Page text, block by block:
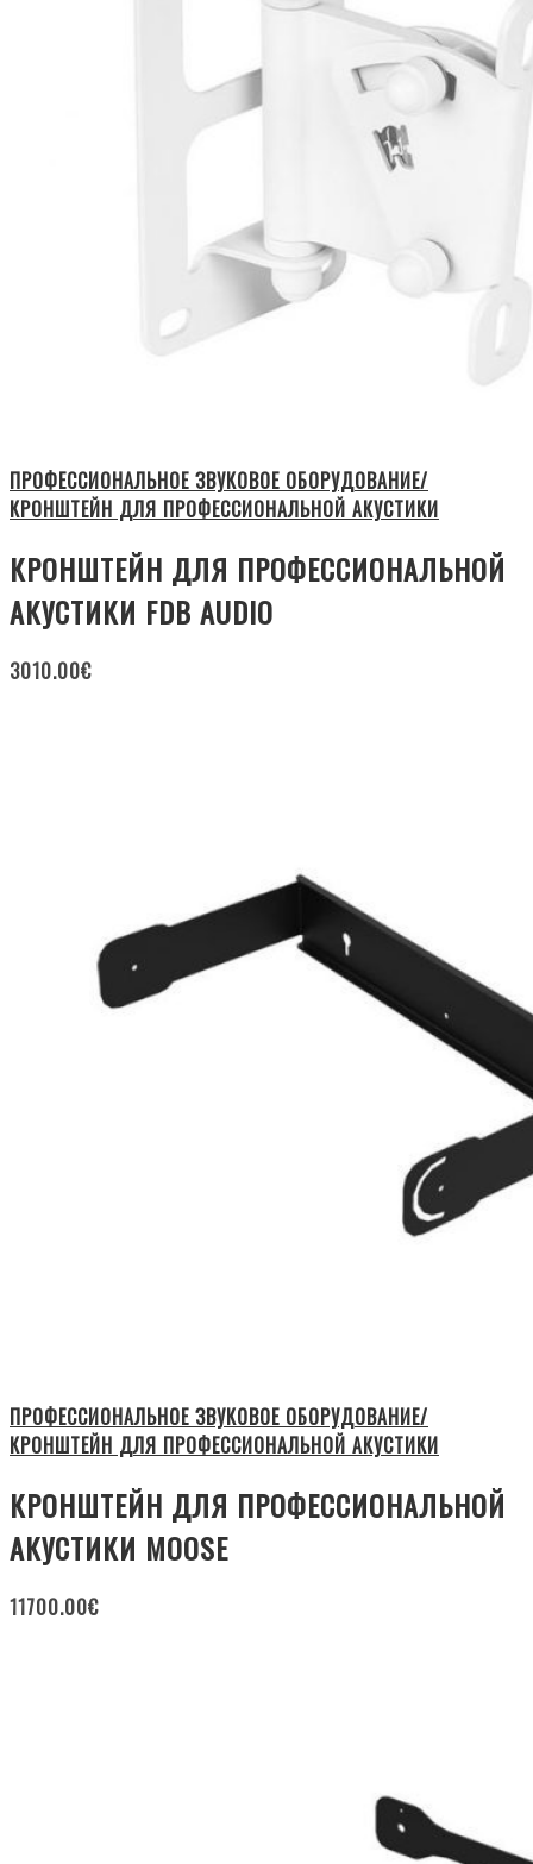
ПРОФЕССИОНАЛЬНОЕ ЗВУКОВОЕ ОБОРУДОВАНИЕ/
КРОНШТЕЙН ДЛЯ ПРОФЕССИОНАЛЬНОЙ АКУСТИКИ
КРОНШТЕЙН ДЛЯ ПРОФЕССИОНАЛЬНОЙ
АКУСТИКИ FDB AUDIO
3010.00€
ПРОФЕССИОНАЛЬНОЕ ЗВУКОВОЕ ОБОРУДОВАНИЕ/
КРОНШТЕЙН ДЛЯ ПРОФЕССИОНАЛЬНОЙ АКУСТИКИ
КРОНШТЕЙН ДЛЯ ПРОФЕССИОНАЛЬНОЙ
АКУСТИКИ MOOSE
11700.00€